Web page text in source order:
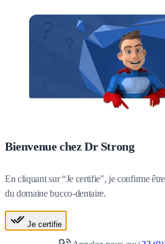
Bienvenue chez Dr Strong
En cliquant sur “Je certifie", je confirme
du domaine bucco-dentaire.
Je certifie